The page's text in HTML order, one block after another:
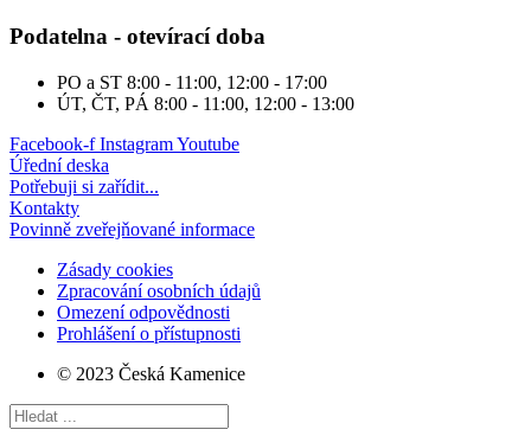
Podatelna - otevírací doba
PO a ST 8:00 - 11:00, 12:00 - 17:00
ÚT, ČT, PÁ 8:00 - 11:00, 12:00 - 13:00
Facebook-f InstagramYoutube
Úřední deska
Potřebuji si zařídit...
Kontakty
Povinně zveřejňované informace
Zásady cookies
Zpracování osobních údajů
Omezení odpovědnosti
Prohlášení o přístupnosti
© 2023 Česká Kamenice
Search